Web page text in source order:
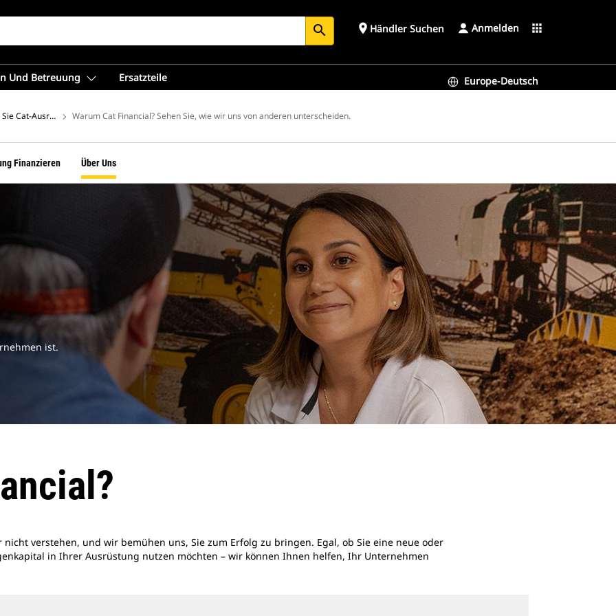
search place Händler Suchen Anmelden apps
Und Betreuung Ersatzteile Europe-Deutsch
Cat-Ausrüstungsfinanzierung von Cat Financial
Warum Cat Financial? Sehen Sie, wie wir uns von anderen unterscheiden.
Finanzieren Über Uns
ist.
verstehen, und wir bemühen uns, Sie zum Erfolg zu bringen. Egal, ob Sie eine neue oder
in Ihrer Ausrüstung nutzen möchten – wir können Ihnen helfen, Ihr Unternehmen